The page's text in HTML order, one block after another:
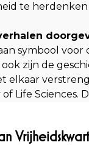
te herdenken
symbool voor
zijn de
elkaar
Life Sciences.
pijlers van
Irene
tot een